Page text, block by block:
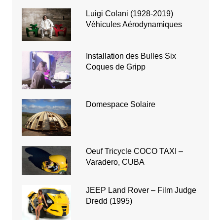
Luigi Colani (1928-2019)
Véhicules Aérodynamiques
Installation des Bulles Six
Coques de Gripp
Domespace Solaire
Oeuf Tricycle COCO TAXI –
Varadero, CUBA
JEEP Land Rover – Film Judge
Dredd (1995)